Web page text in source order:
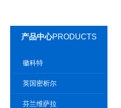
产品中心PRODUCTS
徽科特
英国密析尔
芬兰维萨拉